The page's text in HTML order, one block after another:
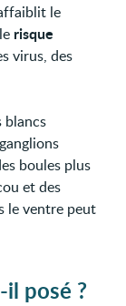
le
risque
virus, des
blancs
boules plus
et des
le ventre peut
posé ?